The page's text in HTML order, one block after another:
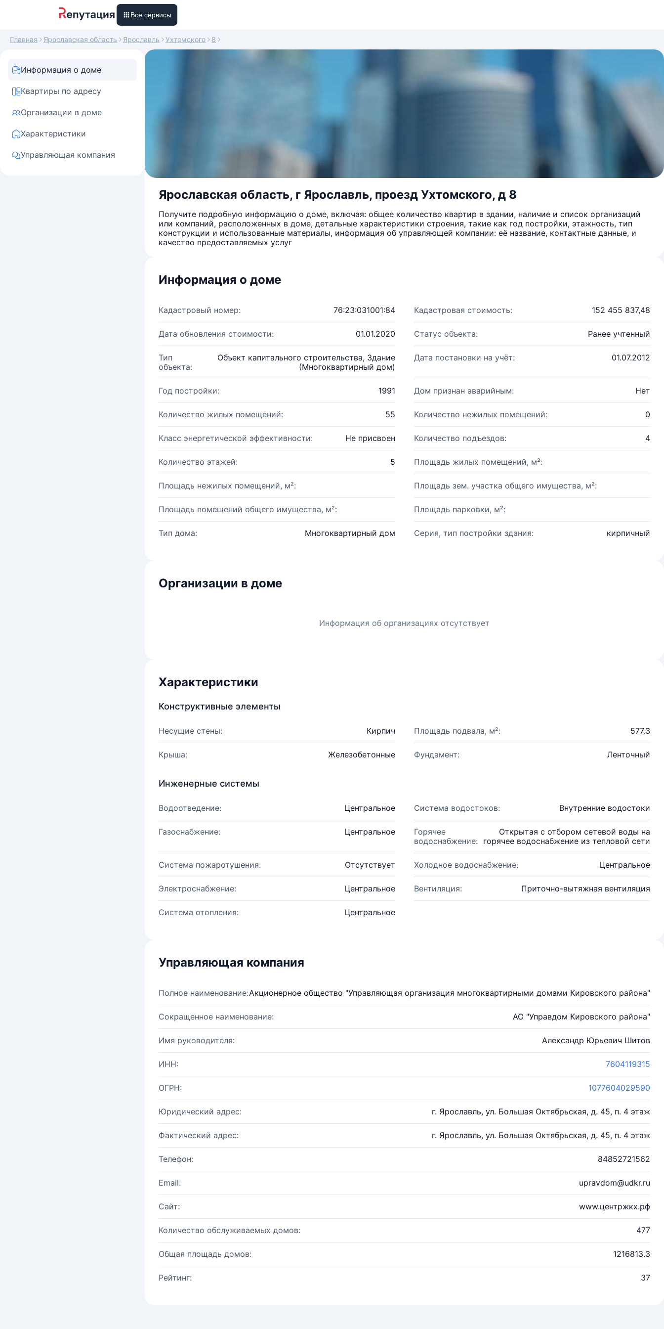
Все сервисы
Главная Ярославская область Ярославль Ухтомского 8
Информация о доме
Квартиры по адресу
Организации в доме
Характеристики
Управляющая компания
Ярославская область, г Ярославль, проезд Ухтомского, д 8
Получите подробную информацию о доме, включая: общее количество квартир в здании, наличие и список организаций
или компаний, расположенных в доме, детальные характеристики строения, такие как год постройки, этажность, тип
конструкции и использованные материалы, информация об управляющей компании: её название, контактные данные, и
качество предоставляемых услуг
Информация о доме
Кадастровый номер: 76:23:031001:84 Кадастровая стоимость: 152 455 837,48
Дата обновления стоимости: 01.01.2020 Статус объекта: Ранее учтенный
Тип
объекта:
Объект капитального строительства, Здание
(Многоквартирный дом)
Дата постановки на учёт: 01.07.2012
Год постройки: 1991 Дом признан аварийным: Нет
Количество жилых помещений: 55 Количество нежилых помещений: 0
Класс энергетической эффективности: Не присвоен Количество подъездов: 4
Количество этажей: 5 Площадь жилых помещений, м²:
Площадь нежилых помещений, м²: Площадь зем. участка общего имущества, м²:
Площадь помещений общего имущества, м²: Площадь парковки, м²:
Тип дома: Многоквартирный дом Серия, тип постройки здания: кирпичный
Организации в доме
Информация об организациях отсутствует
Характеристики
Конструктивные элементы
Несущие стены: Кирпич Площадь подвала, м²: 577.3
Крыша: Железобетонные Фундамент: Ленточный
Инженерные системы
Водоотведение: Центральное Система водостоков: Внутренние водостоки
Газоснабжение: Центральное
Горячее
водоснабжение:
Открытая с отбором сетевой воды на
горячее водоснабжение из тепловой сети
Система пожаротушения: Отсутствует Холодное водоснабжение: Центральное
Электроснабжение: Центральное Вентиляция: Приточно-вытяжная вентиляция
Система отопления: Центральное
Управляющая компания
Полное наименование:Акционерное общество "Управляющая организация многоквартирными домами Кировского района"
Сокращенное наименование: АО "Управдом Кировского района"
Имя руководителя: Александр Юрьевич Шитов
ИНН: 7604119315
ОГРН: 1077604029590
Юридический адрес: г. Ярославль, ул. Большая Октябрьская, д. 45, п. 4 этаж
Фактический адрес: г. Ярославль, ул. Большая Октябрьская, д. 45, п. 4 этаж
Телефон: 84852721562
Email: upravdom@udkr.ru
Сайт: www.центржкх.рф
Количество обслуживаемых домов: 477
Общая площадь домов: 1216813.3
Рейтинг: 37